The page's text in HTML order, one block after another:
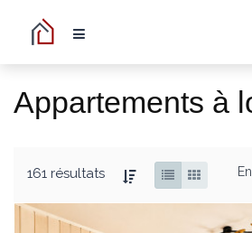
Appartements à
161 résultats